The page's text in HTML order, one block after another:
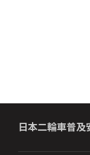
日本二輪車普及